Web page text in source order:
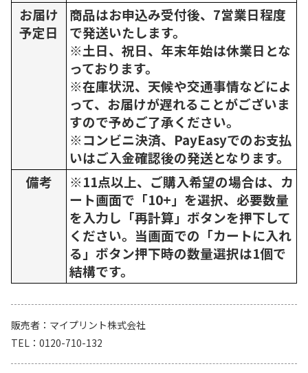
お届け
予定日
商品はお申込み受付後、7営業日程度
で発送いたします。
※土日、祝日、年末年始は休業日とな
っております。
※在庫状況、天候や交通事情などによ
って、お届けが遅れることがございま
すので予めご了承ください。
※コンビニ決済、PayEasyでのお支払
いはご入金確認後の発送となります。
備考
※11点以上、ご購入希望の場合は、カ
ート画面で「10+」を選択、必要数量
を入力し「再計算」ボタンを押下して
ください。当画面での「カートに入れ
る」ボタン押下時の数量選択は1個で
結構です。
販売者
マイプリント株式会社
TEL
0120-710-132